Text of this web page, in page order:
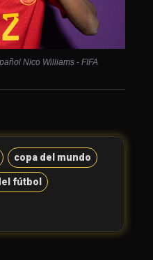
Nico Williams - FIFA
copa del mundo
fútbol